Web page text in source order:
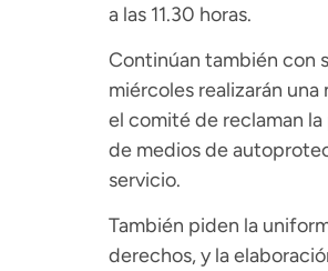
a las 11.30 horas.
Continúan también con
miércoles realizarán
el comité de reclaman
de medios de
servicio.
También piden la
derechos, y la